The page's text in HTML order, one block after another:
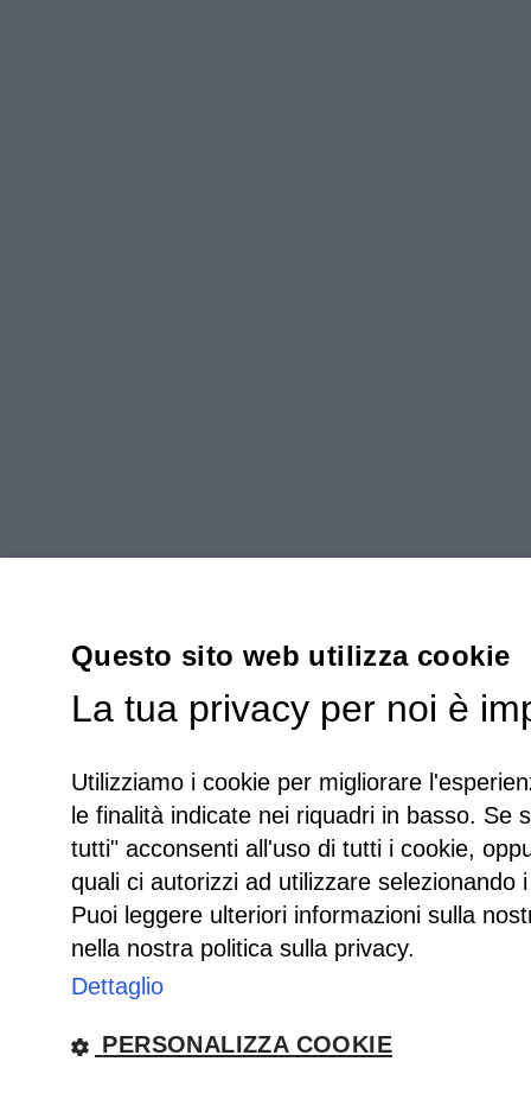
Questo sito web utilizza cookie
La tua privacy per noi è
Utilizziamo i cookie per migliorare
le finalità indicate nei riquadri in basso. Se
tutti" acconsenti all'uso di tutti i cookie,
quali ci autorizzi ad utilizzare selezionando
Puoi leggere ulteriori informazioni sulla
nella nostra politica sulla privacy.
Dettaglio
PERSONALIZZA COOKIE